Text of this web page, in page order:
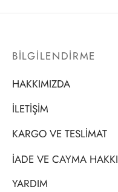
BİLGİLENDİRME
HAKKIMIZDA
İLETİŞİM
KARGO VE TESLİMAT
İADE VE CAYMA HAKKI
YARDIM